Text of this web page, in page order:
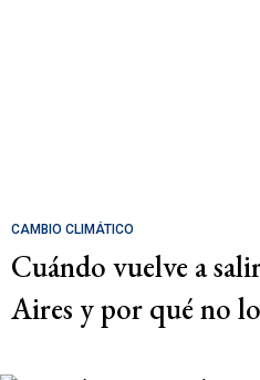
CAMBIO CLIMÁTICO
Cuándo vuelve a
Aires y por qué no